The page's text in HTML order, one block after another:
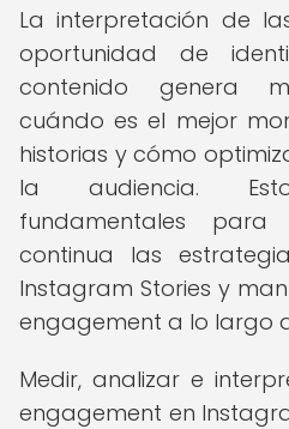
La interpretación de
oportunidad de
contenido genera
cuándo es el mejor
historias y cómo
la audiencia.
fundamentales
continua las
Instagram Stories y
engagement a lo largo
Medir, analizar e
engagement en